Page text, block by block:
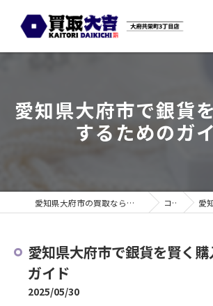
愛知県大府市で銀貨
するためのガ
愛知県大府市の買取なら買取大吉 大府共栄町3丁目店 コラム 愛知
愛知県大府市で銀貨を賢く
ガイド
2025/05/30